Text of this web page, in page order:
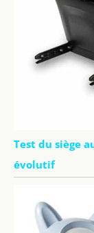
Test du siège
évolutif